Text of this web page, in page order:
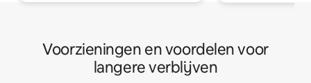
Voorzieningen en voordelen voor
langere verblijven